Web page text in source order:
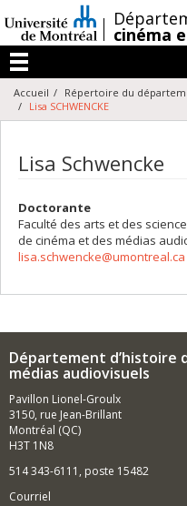
au
contenu
/
cinéma
Menu
Accueil Répertoire du
Lisa SCHWENCKE
Lisa Schwencke
Doctorante
Faculté des arts et des
de cinéma et des médias
lisa.schwencke@umontreal.ca
Département d’histoire
médias audiovisuels
Pavillon Lionel-Groulx
3150, rue Jean-Brillant
Montréal (QC)
H3T 1N8
514 343-6111, poste 15482
Courriel